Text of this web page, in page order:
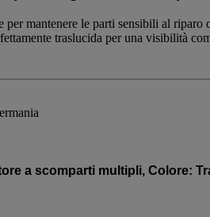
per mantenere le parti sensibili al riparo
traslucida per una visibilità
a scomparti multipli, Colore: